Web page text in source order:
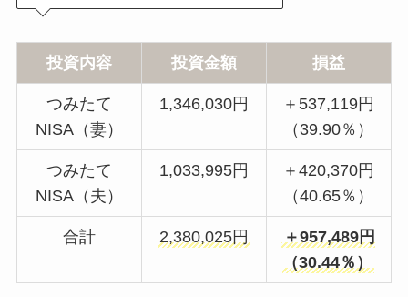
投資内容 投資金額 損益
つみたて
NISA（妻）
1,346,030円
＋537,119円
（39.90％）
つみたて
NISA（夫）
1,033,995円
＋420,370円
（40.65％）
合計 2,380,025円
＋957,489円
（30.44％）